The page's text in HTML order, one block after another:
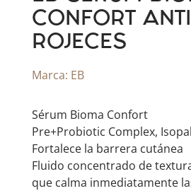
CONFORT ANTI
ROJECES
Marca: EB
Sérum Bioma Confort
Pre+Probiotic Complex,
​Fortalece la barrera cutánea
Fluido concentrado de
que calma inmediatamente